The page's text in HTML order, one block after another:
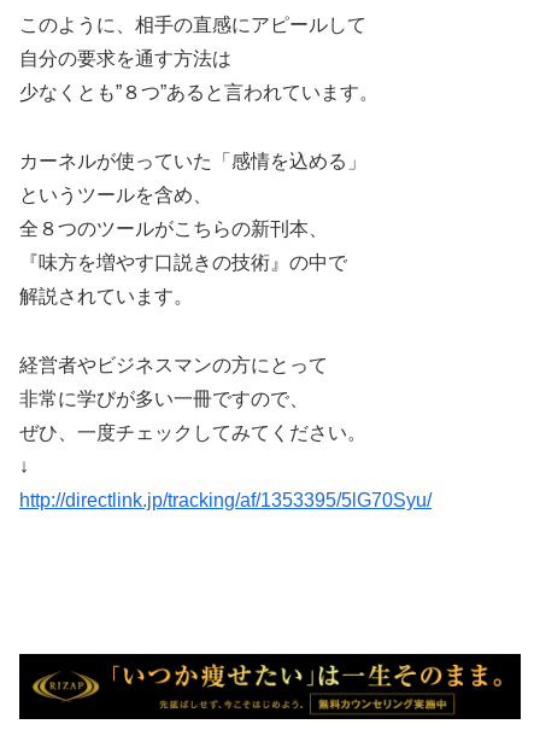
このように、相手の直感にアピールして
自分の要求を通す方法は
少なくとも”８つ”あると言われています。
カーネルが使っていた「感情を込める」
というツールを含め、
全８つのツールがこちらの新刊本、
『味方を増やす口説きの技術』の中で
解説されています。
経営者やビジネスマンの方にとって
非常に学びが多い一冊ですので、
ぜひ、一度チェックしてみてください。
↓
http://directlink.jp/tracking/af/1353395/5lG70Syu/